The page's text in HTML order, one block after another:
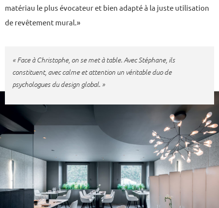
matériau le plus évocateur et bien adapté à la juste utilisation
de revêtement mural.»
« Face à Christophe, on se met à table. Avec Stéphane, ils
constituent, avec calme et attention un véritable duo de
psychologues du design global. »